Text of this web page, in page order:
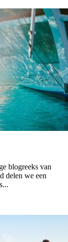
blogreeks van
delen we een